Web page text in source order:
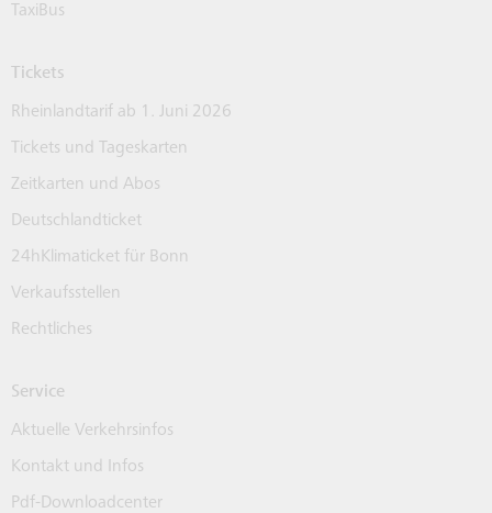
TaxiBus
Tickets
Rheinlandtarif ab 1. Juni 2026
Tickets und Tageskarten
Zeitkarten und Abos
Deutschlandticket
24hKlimaticket für Bonn
Verkaufsstellen
Rechtliches
Service
Aktuelle Verkehrsinfos
Kontakt und Infos
Pdf-Downloadcenter